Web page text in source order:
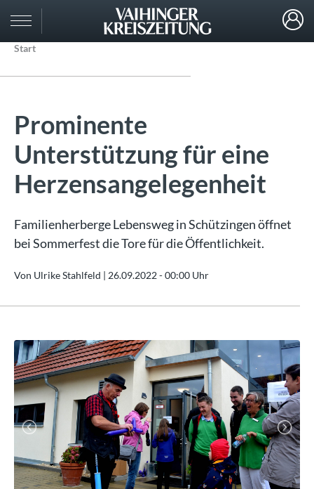
Start
Prominente
Unterstützung für eine
Herzensangelegenheit
Familienherberge Lebensweg in Schützingen öffnet
bei Sommerfest die Tore für die Öffentlichkeit.
Von Ulrike Stahlfeld | 26.09.2022 - 00:00 Uhr
Previous
Next